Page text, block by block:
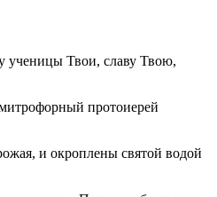
ученицы Твои, славу Твою,
протоиерей
и окроплены святой водой